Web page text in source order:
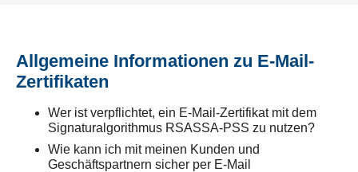
Allgemeine Informationen zu E-Mail-
Zertifikaten
Wer ist verpflichtet, ein E-Mail-Zertifikat mit dem
Signaturalgorithmus RSASSA-PSS zu nutzen?
Wie kann ich mit meinen Kunden und
Geschäftspartnern sicher per E-Mail